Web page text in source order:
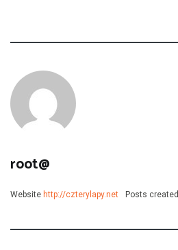
root@
Website http://czterylapy.net Posts created